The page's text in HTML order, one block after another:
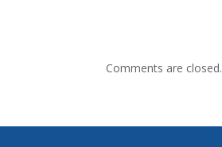
Comments are closed.